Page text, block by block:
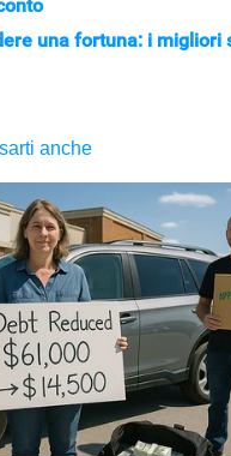
una fortuna: i migliori